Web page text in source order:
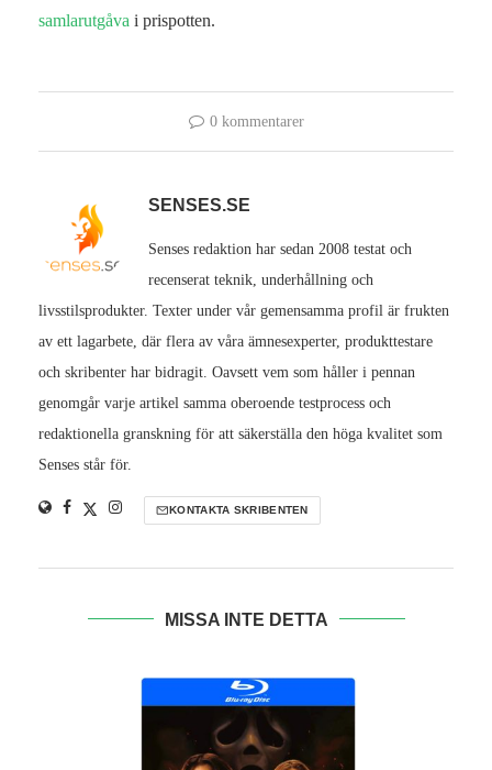
samlarutgåva i prispotten.
0 kommentarer
SENSES.SE
Senses redaktion har sedan 2008 testat och
recenserat teknik, underhållning och
livsstilsprodukter. Texter under vår gemensamma profil är frukten
av ett lagarbete, där flera av våra ämnesexperter, produkttestare
och skribenter har bidragit. Oavsett vem som håller i pennan
genomgår varje artikel samma oberoende testprocess och
redaktionella granskning för att säkerställa den höga kvalitet som
Senses står för.
KONTAKTA SKRIBENTEN
MISSA INTE DETTA